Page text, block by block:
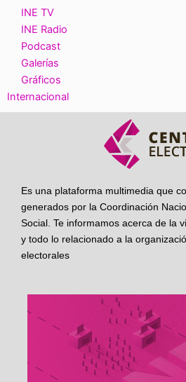
INE TV
INE Radio
Podcast
Galerías
Gráficos
Internacional
Es una plataforma multimedia que
generados por la Coordinación
Social. Te informamos acerca de la
y todo lo relacionado a la
electorales